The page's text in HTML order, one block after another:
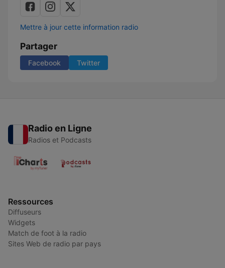
Mettre à jour cette information radio
Partager
Facebook Twitter
Radio en Ligne
Radios et Podcasts
Ressources
Diffuseurs
Widgets
Match de foot à la radio
Sites Web de radio par pays